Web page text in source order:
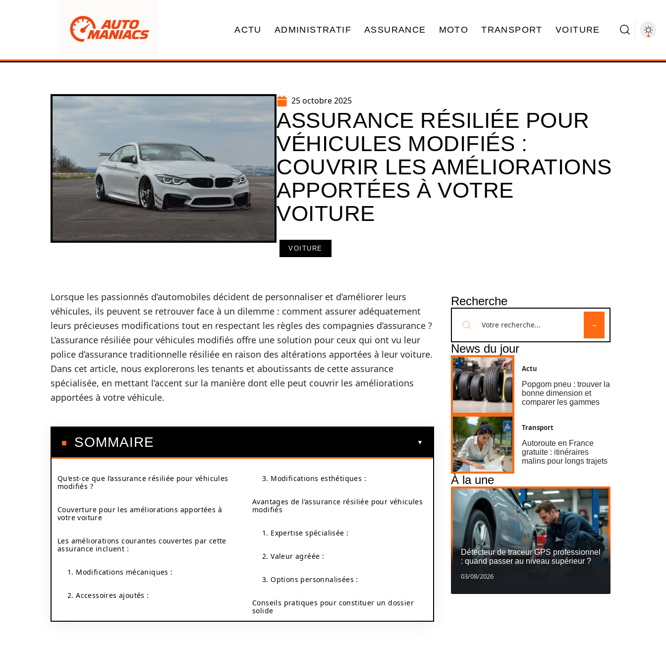
ACTU ADMINISTRATIF ASSURANCE MOTO TRANSPORT VOITURE
25 octobre 2025
ASSURANCE RÉSILIÉE POUR
VÉHICULES MODIFIÉS :
COUVRIR LES AMÉLIORATIONS
APPORTÉES À VOTRE
VOITURE
VOITURE
Lorsque les passionnés d’automobiles décident de personnaliser et d’améliorer leurs
véhicules, ils peuvent se retrouver face à un dilemme : comment assurer adéquatement
leurs précieuses modifications tout en respectant les règles des compagnies d’assurance ?
L’assurance résiliée pour véhicules modifiés offre une solution pour ceux qui ont vu leur
police d’assurance traditionnelle résiliée en raison des altérations apportées à leur voiture.
Dans cet article, nous explorerons les tenants et aboutissants de cette assurance
spécialisée, en mettant l’accent sur la manière dont elle peut couvrir les améliorations
apportées à votre véhicule.
SOMMAIRE
Qu’est-ce que l’assurance résiliée pour véhicules
modifiés ?
Couverture pour les améliorations apportées à
votre voiture
Les améliorations courantes couvertes par cette
assurance incluent :
1. Modifications mécaniques :
2. Accessoires ajoutés :
3. Modifications esthétiques :
Avantages de l’assurance résiliée pour véhicules
modifiés
1. Expertise spécialisée :
2. Valeur agréée :
3. Options personnalisées :
Conseils pratiques pour constituer un dossier
solide
Recherche
News du jour
Actu
Popgom pneu : trouver la
bonne dimension et
comparer les gammes
Transport
Autoroute en France
gratuite : itinéraires
malins pour longs trajets
À la une
Détecteur de traceur GPS professionnel
: quand passer au niveau supérieur ?
03/08/2026